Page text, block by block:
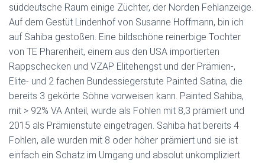
süddeutsche Raum einige Züchter, der Norden Fehlanzeige.
Auf dem Gestüt Lindenhof von Susanne Hoffmann, bin ich
auf Sahiba gestoßen. Eine bildschöne reinerbige Tochter
von TE Pharenheit, einem aus den USA importierten
Rappschecken und VZAP Elitehengst und der Prämien-,
Elite- und 2 fachen Bundessiegerstute Painted Satina, die
bereits 3 gekörte Söhne vorweisen kann. Painted Sahiba,
mit > 92% VA Anteil, wurde als Fohlen mit 8,3 prämiert und
2015 als Prämienstute eingetragen. Sahiba hat bereits 4
Fohlen, alle wurden mit 8 oder höher prämiert und sie ist
einfach ein Schatz im Umgang und absolut unkompliziert.